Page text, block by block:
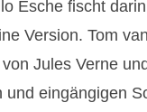
Esche fischt
Version. Tom
Jules Verne
eingängigen